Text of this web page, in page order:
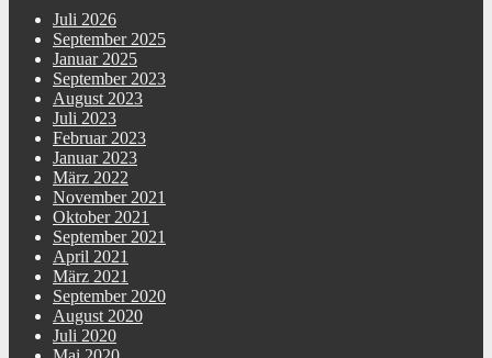
Juli 2026
September 2025
Januar 2025
September 2023
August 2023
Juli 2023
Februar 2023
Januar 2023
März 2022
November 2021
Oktober 2021
September 2021
April 2021
März 2021
September 2020
August 2020
Juli 2020